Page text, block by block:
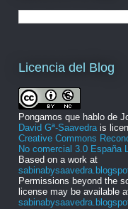
Licencia del Blog
Pongamos que hablo de
David Gª-Saavedrais
Creative Commons
No comercial 3.0 España
Based on a work at
Permissions beyond the
license may be available